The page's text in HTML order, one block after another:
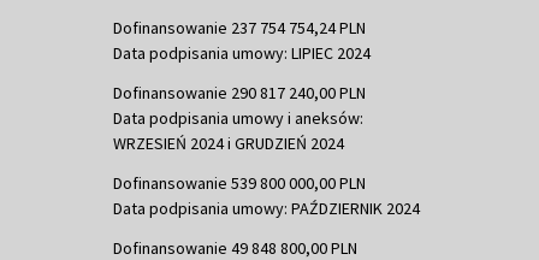
Dofinansowanie 237 754 754,24 PLN
Data podpisania umowy: LIPIEC 2024
Dofinansowanie 290 817 240,00 PLN
Data podpisania umowy i aneksów:
WRZESIEŃ 2024 i GRUDZIEŃ 2024
Dofinansowanie 539 800 000,00 PLN
Data podpisania umowy: PAŹDZIERNIK 2024
Dofinansowanie 49 848 800,00 PLN